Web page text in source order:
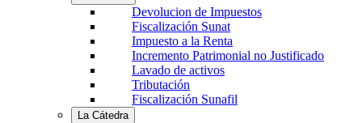
Devolucion de Impuestos
Fiscalización Sunat
Impuesto a la Renta
Incremento Patrimonial no Justificado
Lavado de activos
Tributación
Fiscalización Sunafil
La Cátedra